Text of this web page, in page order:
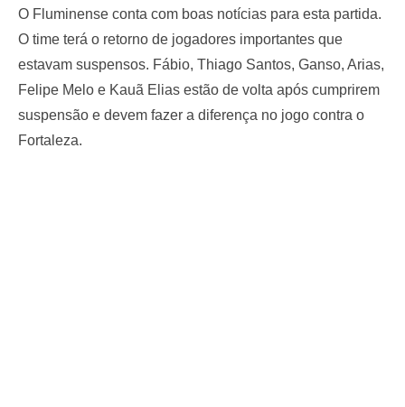
O Fluminense conta com boas notícias para esta partida.
O time terá o retorno de jogadores importantes que
estavam suspensos. Fábio, Thiago Santos, Ganso, Arias,
Felipe Melo e Kauã Elias estão de volta após cumprirem
suspensão e devem fazer a diferença no jogo contra o
Fortaleza.